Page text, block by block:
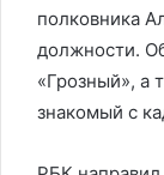
полковника
должности.
«Грозный», а
знакомый с